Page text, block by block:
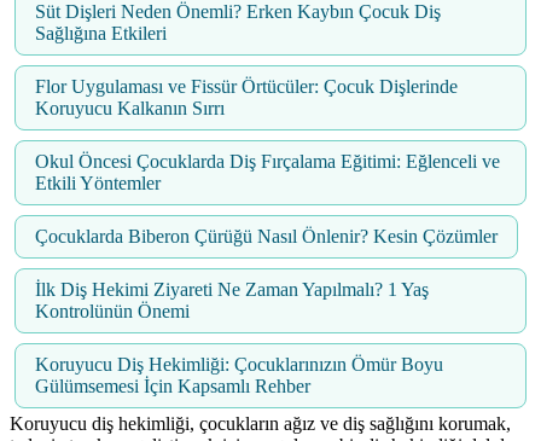
Süt Dişleri Neden Önemli? Erken Kaybın Çocuk Diş
Sağlığına Etkileri
Flor Uygulaması ve Fissür Örtücüler: Çocuk Dişlerinde
Koruyucu Kalkanın Sırrı
Okul Öncesi Çocuklarda Diş Fırçalama Eğitimi: Eğlenceli ve
Etkili Yöntemler
Çocuklarda Biberon Çürüğü Nasıl Önlenir? Kesin Çözümler
İlk Diş Hekimi Ziyareti Ne Zaman Yapılmalı? 1 Yaş
Kontrolünün Önemi
Koruyucu Diş Hekimliği: Çocuklarınızın Ömür Boyu
Gülümsemesi İçin Kapsamlı Rehber
Koruyucu diş hekimliği, çocukların ağız ve diş sağlığını korumak,